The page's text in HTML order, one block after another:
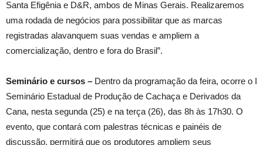
Santa Efigênia e D&R, ambos de Minas Gerais. Realizaremos
uma rodada de negócios para possibilitar que as marcas
registradas alavanquem suas vendas e ampliem a
comercialização, dentro e fora do Brasil”.
Seminário e cursos – Dentro da programação da feira, ocorre o I
Seminário Estadual de Produção de Cachaça e Derivados da
Cana, nesta segunda (25) e na terça (26), das 8h às 17h30. O
evento, que contará com palestras técnicas e painéis de
discussão, permitirá que os produtores ampliem seus